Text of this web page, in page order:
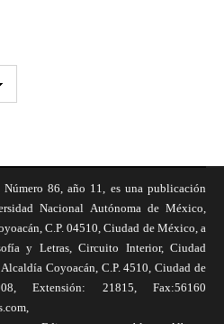
86, año 11, es una publicación
Nacional Autónoma de México,
C.P. 04510, Ciudad de México, a
y Letras, Circuito Interior, Ciudad
Coyoacán, C.P. 4510, Ciudad de
Extensión: 21815, Fax:56160